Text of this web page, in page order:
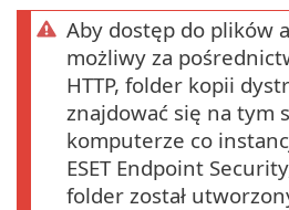
Aby dostęp do plików
możliwy za
HTTP, folder kopii
znajdować się na tym
komputerze co
ESET Endpoint
folder został